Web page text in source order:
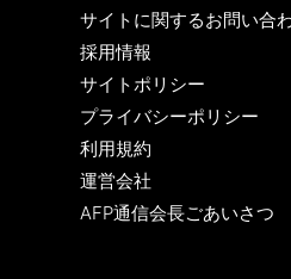
サイトに関するお問い合
採用情報
サイトポリシー
プライバシーポリシー
利用規約
運営会社
AFP通信会長ごあいさつ